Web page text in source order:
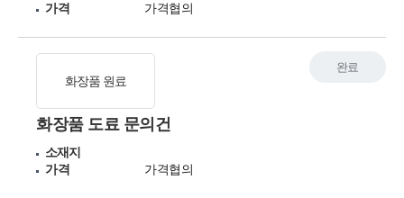
가격
가격협의
화장품 원료
화장품 도료 문의건
소재지
가격
가격협의
완료